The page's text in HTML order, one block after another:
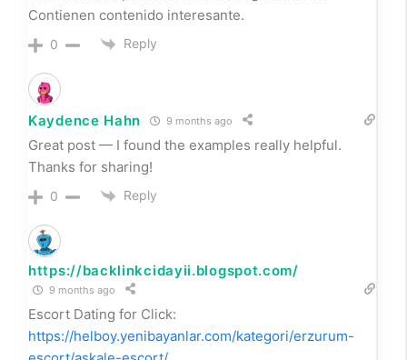
أنحاء فلسطين، فإن منصتنا تقدم لك كل ما تحتاجه. يمكنك الآن
بمحادثات آمنة وسريعة. استكشف الغرف المتنوعة وشارك في
النقاشات الممتعة عبر شات فلسطيني اونلاين. جرب الخدمة
https://play.google.com/store/apps/details?
id=com.chat.chatpaestine&pli=1
0 Reply
كيكة سهلة التحضير
في عالم الضيافة العربية، لا شيء يضاهي روعة أفضل رز
حساوي، تمر النخبة الفاخر، عجينة تمر فاخرة، تمور للضيافة
الفاخرة، خليط عصيدة حساوية، الرز الحساوي الذهبي، تمور
رمضان الفاخرة، تمور الذهب الأحمر، رز حساوي فاخر، تمر